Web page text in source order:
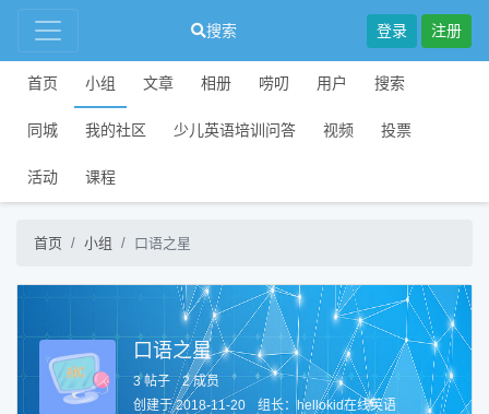
搜索 登录 注册
首页 小组 文章 相册 唠叨 用户 搜索
同城 我的社区 少儿英语培训问答 视频 投票
活动 课程
首页 小组 口语之星
口语之星
3 帖子
2 成员
创建于 2018-11-20
组长：hellokid在线英语